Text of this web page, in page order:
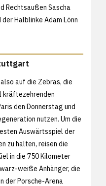
Rechtsaußen Sascha
Halblinke Adam Lönn
auf die Zebras, die
kräftezehrenden
den Donnerstag und
nutzen. Um die
Auswärtsspiel der
zu halten, reisen die
in die 750 Kilometer
weiße Anhänger, die
der Porsche-Arena